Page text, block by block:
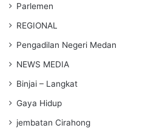
Parlemen
REGIONAL
Pengadilan Negeri Medan
NEWS MEDIA
Binjai – Langkat
Gaya Hidup
jembatan Cirahong